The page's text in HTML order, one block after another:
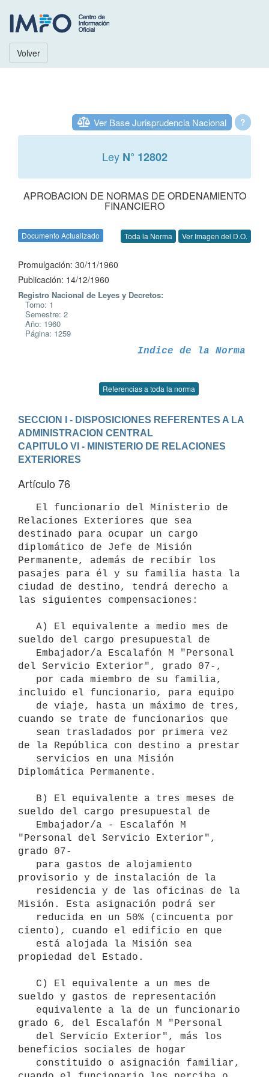
Volver
?
Ver Base Jurisprudencia Nacional
Ley N° 12802
APROBACION DE NORMAS DE ORDENAMIENTO
FINANCIERO
Documento Actualizado Toda la Norma Ver Imagen del D.O.
Promulgación: 30/11/1960
Publicación: 14/12/1960
Registro Nacional de Leyes y Decretos:
Tomo: 1
Semestre: 2
Año: 1960
Página: 1259
Indice de la Norma
Referencias a toda la norma
SECCION I - DISPOSICIONES REFERENTES A LA
ADMINISTRACION CENTRAL
CAPITULO VI - MINISTERIO DE RELACIONES
EXTERIORES
Artículo 76
Relaciones Exteriores que sea
destinado para ocupar un cargo
diplomático de Jefe de Misión
Permanente, además de recibir los
pasajes para él y su familia hasta la
ciudad de destino, tendrá derecho a
las siguientes compensaciones:
sueldo del cargo presupuestal de
del Servicio Exterior", grado 07-,
incluido el funcionario, para equipo
cuando se trate de funcionarios que
de la República con destino a prestar
Diplomática Permanente.
sueldo del cargo presupuestal de
"Personal del Servicio Exterior",
grado 07-
provisorio y de instalación de la
Misión. Esta asignación podrá ser
ciento), cuando el edificio en que
propiedad del Estado.
sueldo y gastos de representación
grado 6, del Escalafón M "Personal
beneficios sociales de hogar